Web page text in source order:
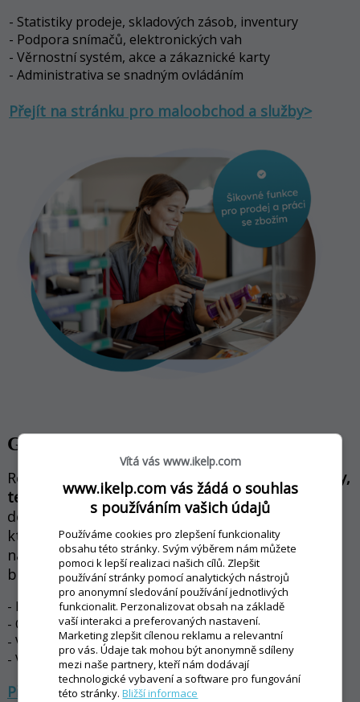
- Statistiky prodeje, skladových zásob, inventury
- Podpora snímačů, elektronických vah
- Věrnostní systém, akce a zákaznické karty
- Administrativa se snadným ovládáním
Přejít na stránku pro maloobchod a služby>
Gastro a samoobsluha
Restaurační modul
pro restaurace, kavárny, bary,
terasy a kiosky. Propracovaný do posledního
detailu, zastřeší potřeby menších provozů,
kterým šetří místo i finance, ale i potřeby
náročných provozů, které hledají rychlá a
bezvadná řešení
- Mobilní číšník a Inteligentní stůl s QR kódem
- Online objednávky s vlastní donáškou
- Věrnostní systém, akce a zákaznické karty
- Vyvolávací displej se statusem objednávek
Přejít na stránku pro gastroprovozy >
Vítá vás www.ikelp.com
www.ikelp.com vás žádá o souhlas
s používáním vašich údajů
Používáme cookies pro zlepšení funkcionality
obsahu této stránky. Svým výběrem nám můžete
pomoci k lepší realizaci našich cílů. Zlepšit
používání stránky pomocí analytických nástrojů
pro anonymní sledování používání jednotlivých
funkcionalit. Perzonalizovat obsah na základě
vaší interakci a preferovaných nastavení.
Marketing zlepšit cílenou reklamu a relevantní
pro vás. Údaje tak mohou být anonymně sdíleny
mezi naše partnery, kteří nám dodávají
technologické vybavení a software pro fungování
této stránky.Bližší informace